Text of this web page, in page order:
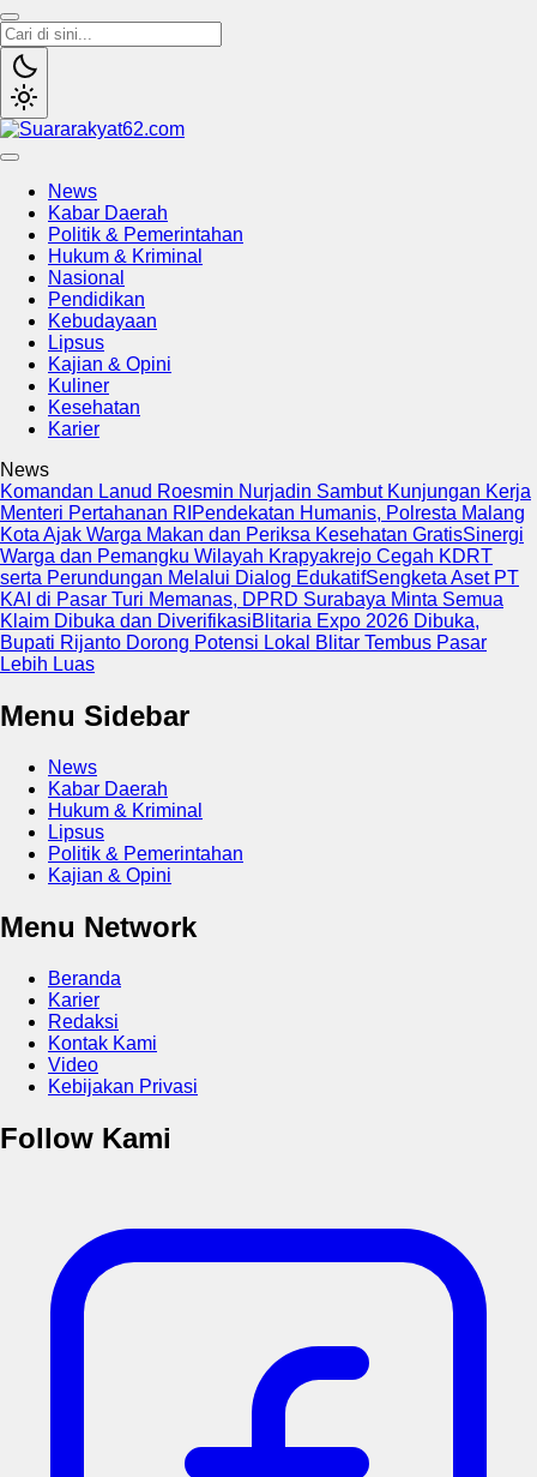
News
Kabar Daerah
Politik & Pemerintahan
Hukum & Kriminal
Nasional
Pendidikan
Kebudayaan
Lipsus
Kajian & Opini
Kuliner
Kesehatan
Karier
News
Komandan Lanud Roesmin Nurjadin Sambut Kunjungan Kerja
Menteri Pertahanan RI Pendekatan Humanis, Polresta Malang
Kota Ajak Warga Makan dan Periksa Kesehatan GratisSinergi
Warga dan Pemangku Wilayah Krapyakrejo Cegah KDRT
serta Perundungan Melalui Dialog EdukatifSengketa Aset PT
KAI di Pasar Turi Memanas, DPRD Surabaya Minta Semua
Klaim Dibuka dan DiverifikasiBlitaria Expo 2026 Dibuka,
Bupati Rijanto Dorong Potensi Lokal Blitar Tembus Pasar
Lebih Luas
Menu Sidebar
News
Kabar Daerah
Hukum & Kriminal
Lipsus
Politik & Pemerintahan
Kajian & Opini
Menu Network
Beranda
Karier
Redaksi
Kontak Kami
Video
Kebijakan Privasi
Follow Kami